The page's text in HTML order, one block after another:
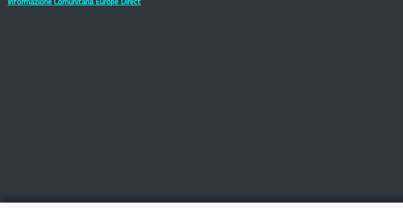
Informazione Comunitaria Europe Direct